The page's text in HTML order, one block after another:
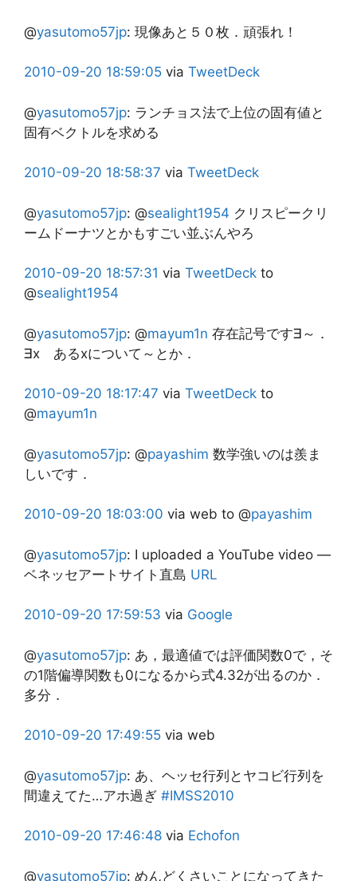
@yasutomo57jp: 現像あと５０枚．頑張れ！
2010-09-20 18:59:05 via TweetDeck
@yasutomo57jp: ランチョス法で上位の固有値と
固有ベクトルを求める
2010-09-20 18:58:37 via TweetDeck
@yasutomo57jp: @sealight1954 クリスピークリ
ームドーナツとかもすごい並ぶんやろ
2010-09-20 18:57:31 via TweetDeck to
@sealight1954
@yasutomo57jp: @mayum1n 存在記号です∃～．
∃x あるxについて～とか．
2010-09-20 18:17:47 via TweetDeck to
@mayum1n
@yasutomo57jp: @payashim 数学強いのは羨ま
しいです．
2010-09-20 18:03:00 via web to @payashim
@yasutomo57jp: I uploaded a YouTube video —
ベネッセアートサイト直島 URL
2010-09-20 17:59:53 via Google
@yasutomo57jp: あ，最適値では評価関数0で，そ
の1階偏導関数も0になるから式4.32が出るのか．
多分．
2010-09-20 17:49:55 via web
@yasutomo57jp: あ、ヘッセ行列とヤコビ行列を
間違えてた…アホ過ぎ #IMSS2010
2010-09-20 17:46:48 via Echofon
@yasutomo57jp: めんどくさいことになってきた